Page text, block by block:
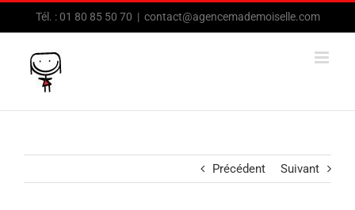
Tél. : 01 80 85 50 70 | contact@agencemademoiselle.com
Précédent Suivant